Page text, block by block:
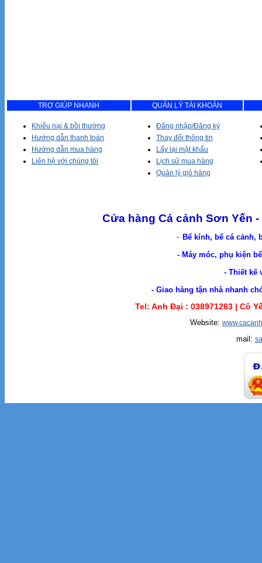
TRỢ GIÚP NHANH QUẢN LÝ TÀI KHOẢN
Khiếu nại & bồi thường
Hướng dẫn thanh toán
Hướng dẫn mua hàng
Liên hệ với chúng tôi
Đăng nhập/Đăng ký
Thay đổi thông tin
Lấy lại mật khẩu
Lịch sử mua hàng
Quản lý giỏ hàng
Cửa hàng Cá cảnh Sơn Yến
- Bể kính, bể cá cảnh,
- Máy móc, phụ kiện
- Thiết kế
- Giao hàng tận nhà nhanh chóng. Cá
Tel: Anh Đại : 038971263 | Cô
Website:
mail: